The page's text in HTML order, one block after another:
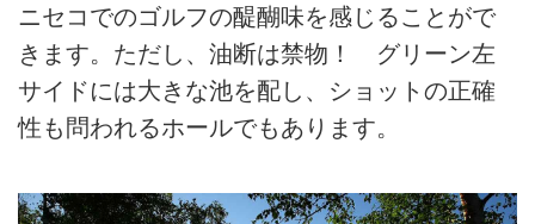
ニセコでのゴルフの醍醐味を感じることがで
きます。ただし、油断は禁物！ グリーン左
サイドには大きな池を配し、ショットの正確
性も問われるホールでもあります。